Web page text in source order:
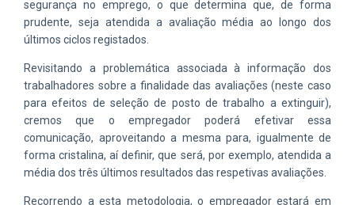
segurança no emprego, o que determina que, de forma
prudente, seja atendida a avaliação média ao longo dos
últimos ciclos registados.
Revisitando a problemática associada à informação dos
trabalhadores sobre a finalidade das avaliações (neste caso
para efeitos de seleção de posto de trabalho a extinguir),
cremos que o empregador poderá efetivar essa
comunicação, aproveitando a mesma para, igualmente de
forma cristalina, aí definir, que será, por exemplo, atendida a
média dos três últimos resultados das respetivas avaliações.
Recorrendo a esta metodologia, o empregador estará em